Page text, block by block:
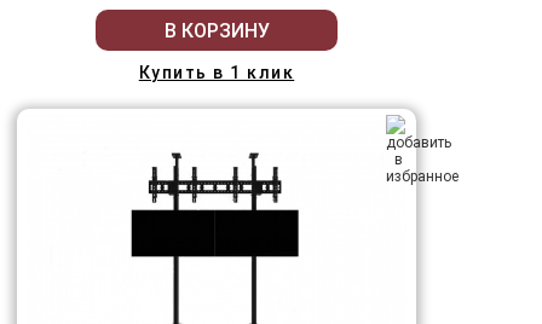
В КОРЗИНУ
Купить в 1 клик